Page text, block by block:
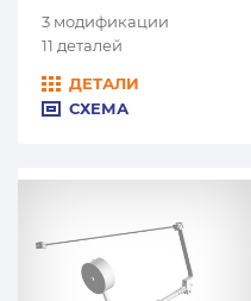
3 модификации
11 деталей
ДЕТАЛИ
СХЕМА